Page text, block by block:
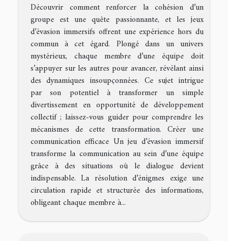
Découvrir comment renforcer la cohésion d’un
groupe est une quête passionnante, et les jeux
d’évasion immersifs offrent une expérience hors du
commun à cet égard. Plongé dans un univers
mystérieux, chaque membre d’une équipe doit
s’appuyer sur les autres pour avancer, révélant ainsi
des dynamiques insoupçonnées. Ce sujet intrigue
par son potentiel à transformer un simple
divertissement en opportunité de développement
collectif ; laissez-vous guider pour comprendre les
mécanismes de cette transformation. Créer une
communication efficace Un jeu d’évasion immersif
transforme la communication au sein d’une équipe
grâce à des situations où le dialogue devient
indispensable. La résolution d’énigmes exige une
circulation rapide et structurée des informations,
obligeant chaque membre à...